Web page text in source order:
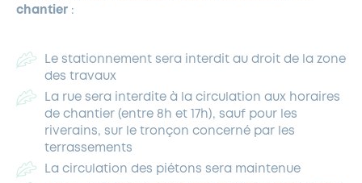
chantier :
Le stationnement sera interdit au droit de la zone
des travaux
La rue sera interdite à la circulation aux horaires
de chantier (entre 8h et 17h), sauf pour les
riverains, sur le tronçon concerné par les
terrassements
La circulation des piétons sera maintenue